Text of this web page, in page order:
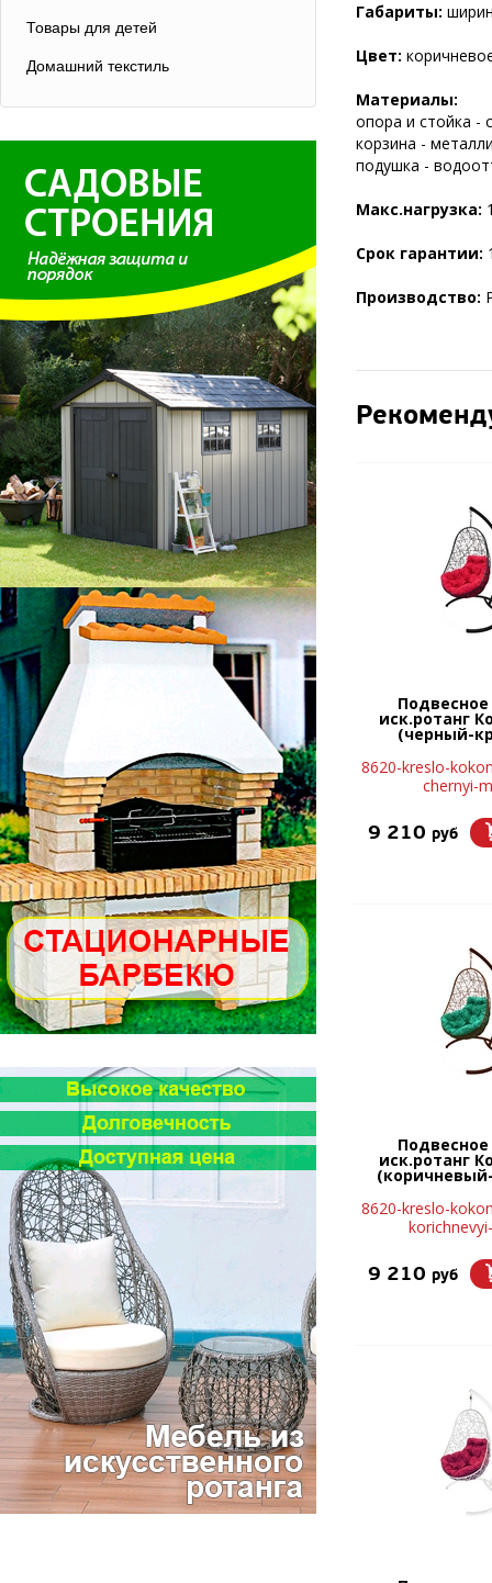
Товары для детей
Домашний текстиль
Габариты:
Цвет:
Материалы:
опора и стойка -
корзина -
подушка -
Макс.нагрузка:
Срок гарантии:
Производство:
Подвесное
иск.ротанг
(черный-
8620-kreslo-
chernyi-
9 210 руб
Подвесное
иск.ротанг
8620-kreslo-
9 210 руб